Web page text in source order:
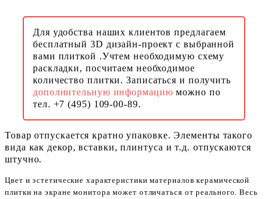
Для удобства наших клиентов предлагаем
бесплатный 3D дизайн-проект с выбранной
вами плиткой .Учтем необходимую схему
раскладки, посчитаем необходимое
количество плитки. Записаться и получить
дополнительную информациюможно по
тел. +7 (495) 109-00-89.
Товар отпускается кратно упаковке. Элементы такого
вида как декор, вставки, плинтуса и т.д. отпускаются
штучно.
Цвет и эстетические характеристики материалов керамической
плитки на экране монитора может отличаться от реального. Весь